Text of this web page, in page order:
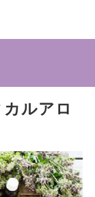
ルアロ